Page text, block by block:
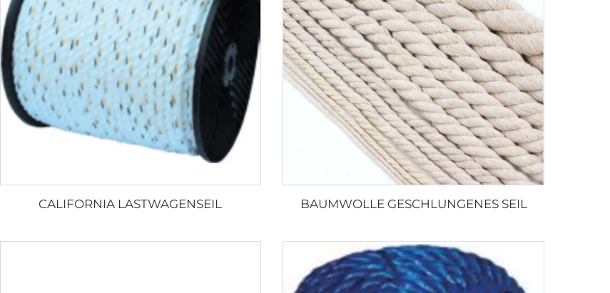
CALIFORNIA LASTWAGENSEIL BAUMWOLLE GESCHLUNGENES SEIL